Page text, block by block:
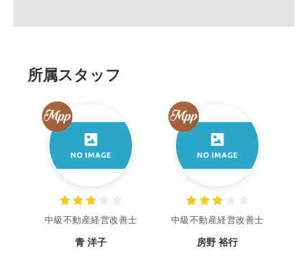
所属スタッフ
中級不動産経営改善士
青 洋子
中級不動産経営改善士
房野 裕行